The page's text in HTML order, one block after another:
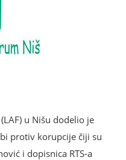
u Nišu dodelio je
protiv korupcije čiji su
i dopisnica RTS-a